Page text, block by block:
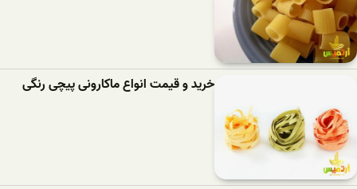
خرید و قیمت انواع ماکارونی پیچی رنگی